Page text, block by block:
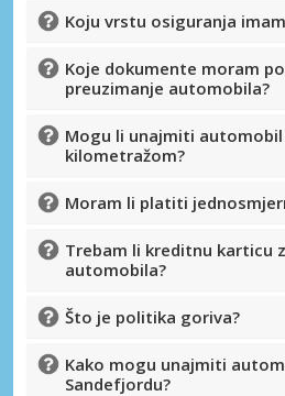
Koju vrstu osiguranja
Koje dokumente moram
preuzimanje automobila?
Mogu li unajmiti
kilometražom?
Moram li platiti
Trebam li kreditnu karticu
automobila?
Što je politika goriva?
Kako mogu unajmiti
Sandefjordu?